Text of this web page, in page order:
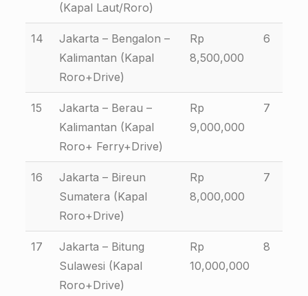
(Kapal Laut/Roro)
14
Jakarta – Bengalon –
Kalimantan (Kapal
Roro+Drive)
Rp
8,500,000
6
15
Jakarta – Berau –
Kalimantan (Kapal
Roro+ Ferry+Drive)
Rp
9,000,000
7
16
Jakarta – Bireun
Sumatera (Kapal
Roro+Drive)
Rp
8,000,000
7
17
Jakarta – Bitung
Sulawesi (Kapal
Roro+Drive)
Rp
10,000,000
8